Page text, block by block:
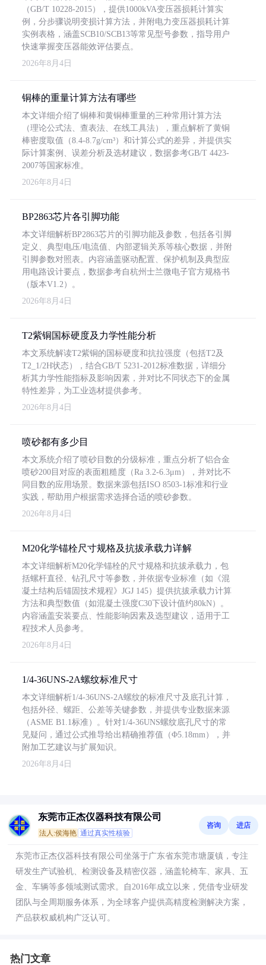
（GB/T 10228-2015），提供1000kVA变压器损耗计算实
例，分步骤说明变损计算方法，并附电力变压器损耗计算
实例表格，涵盖SCB10/SCB13等常见型号参数，指导用户
快速掌握变压器能效评估要点。
2026年8月4日
铜棒的重量计算方法有哪些
本文详细介绍了铜棒和黄铜棒重量的三种常用计算方法
（理论公式法、查表法、在线工具法），重点解析了黄铜
棒密度取值（8.4-8.7g/cm³）和计算公式的差异，并提供实
际计算案例、误差分析及选材建议，数据参考GB/T 4423-
2007等国家标准。
2026年8月4日
BP2863芯片各引脚功能
本文详细解析BP2863芯片的引脚功能及参数，包括各引脚
定义、典型电压/电流值、内部逻辑关系等核心数据，并附
引脚参数对照表。内容涵盖驱动配置、保护机制及典型应
用电路设计要点，数据参考自杭州士兰微电子官方规格书
（版本V1.2）。
2026年8月4日
T2紫铜国标硬度及力学性能分析
本文系统解读T2紫铜的国标硬度和抗拉强度（包括T2及
T2_1/2H状态），结合GB/T 5231-2012标准数据，详细分
析其力学性能指标及影响因素，并对比不同状态下的金属
特性差异，为工业选材提供参考。
2026年8月4日
喷砂都有多少目
本文系统介绍了喷砂目数的分级标准，重点分析了铝合金
喷砂200目对应的表面粗糙度（Ra 3.2-6.3μm），并对比不
同目数的应用场景。数据来源包括ISO 8503-1标准和行业
实践，帮助用户根据需求选择合适的喷砂参数。
2026年8月4日
M20化学锚栓尺寸规格及抗拔承载力详解
本文详细解析M20化学锚栓的尺寸规格和抗拔承载力，包
括螺杆直径、钻孔尺寸等参数，并依据专业标准（如《混
凝土结构后锚固技术规程》JGJ 145）提供抗拔承载力计算
方法和典型数值（如混凝土强度C30下设计值约80kN）。
内容涵盖安装要点、性能影响因素及选型建议，适用于工
程技术人员参考。
2026年8月4日
1/4-36UNS-2A螺纹标准尺寸
本文详细解析1/4-36UNS-2A螺纹的标准尺寸及底孔计算，
包括外径、螺距、公差等关键参数，并提供专业数据来源
（ASME B1.1标准）。针对1/4-36UNS螺纹底孔尺寸的常
见疑问，通过公式推导给出精确推荐值（Φ5.18mm），并
附加工艺建议与扩展知识。
2026年8月4日
东莞市正杰仪器科技有限公司
法人:侯海艳 通过真实性核验
咨询 进店
东莞市正杰仪器科技有限公司坐落于广东省东莞市塘厦镇，专注
研发生产试验机、检测设备及精密仪器，涵盖轮椅车、家具、五
金、车辆等多领域测试需求。自2016年成立以来，凭借专业研发
团队与全周期服务体系，为全球客户提供高精度检测解决方案，
产品获权威机构广泛认可。
热门文章